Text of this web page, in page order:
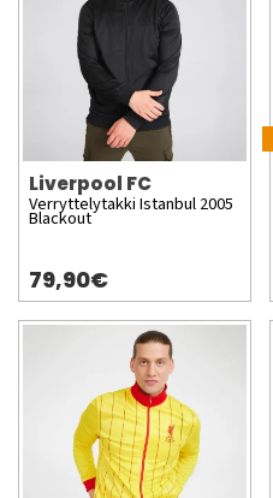
Liverpool FC
Verryttelytakki Istanbul 2005
Blackout
79,90€